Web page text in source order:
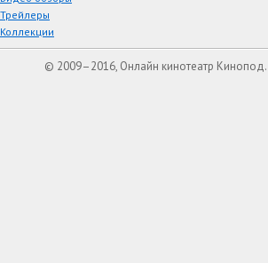
Трейлеры
Коллекции
© 2009–2016, Онлайн кинотеатр